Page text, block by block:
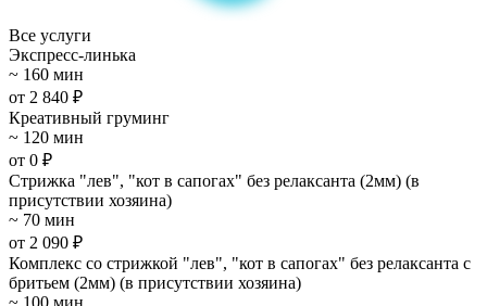
Все услуги
Экспресс-линька
~ 160 мин
от 2 840 ₽
Креативный груминг
~ 120 мин
от 0 ₽
Стрижка "лев", "кот в сапогах" без релаксанта (2мм) (в
присутствии хозяина)
~ 70 мин
от 2 090 ₽
Комплекс со стрижкой "лев", "кот в сапогах" без релаксанта с
бритьем (2мм) (в присутствии хозяина)
~ 100 мин